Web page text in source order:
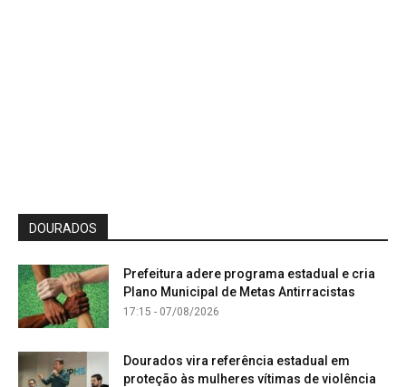
DOURADOS
Prefeitura adere programa estadual e cria
Plano Municipal de Metas Antirracistas
17:15 - 07/08/2026
Dourados vira referência estadual em
proteção às mulheres vítimas de violência